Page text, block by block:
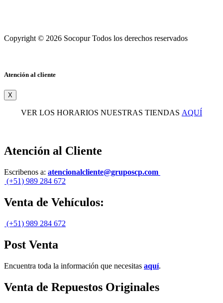
Copyright © 2026 Socopur Todos los derechos reservados
Atención al cliente
X
VER LOS HORARIOS NUESTRAS TIENDAS AQUÍ
Atención al Cliente
Escribenos a: atencionalcliente@gruposcp.com
(+51) 989 284 672
Venta de Vehículos:
(+51) 989 284 672
Post Venta
Encuentra toda la información que necesitas aquí.
Venta de Repuestos Originales